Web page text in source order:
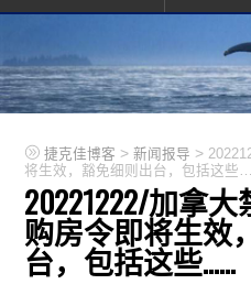
捷克佳博客 >新闻报导 >
将生效，豁免细则出台，包括这
20221222/加拿
购房令即将生效
台，包括这些……